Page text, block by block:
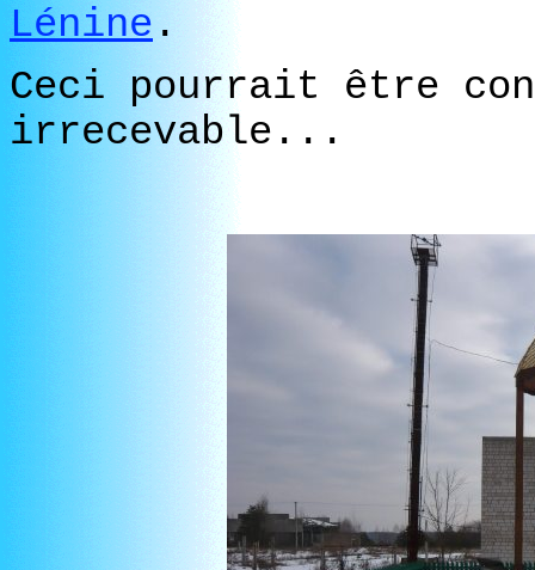
Lénine .
Ceci pourrait être
irrecevable...